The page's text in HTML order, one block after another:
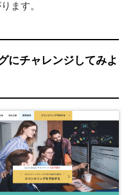
ます。
にチャレンジしてみよ